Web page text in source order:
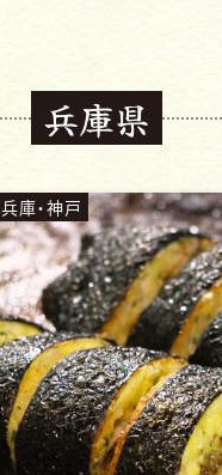
兵庫県
兵庫・神戸